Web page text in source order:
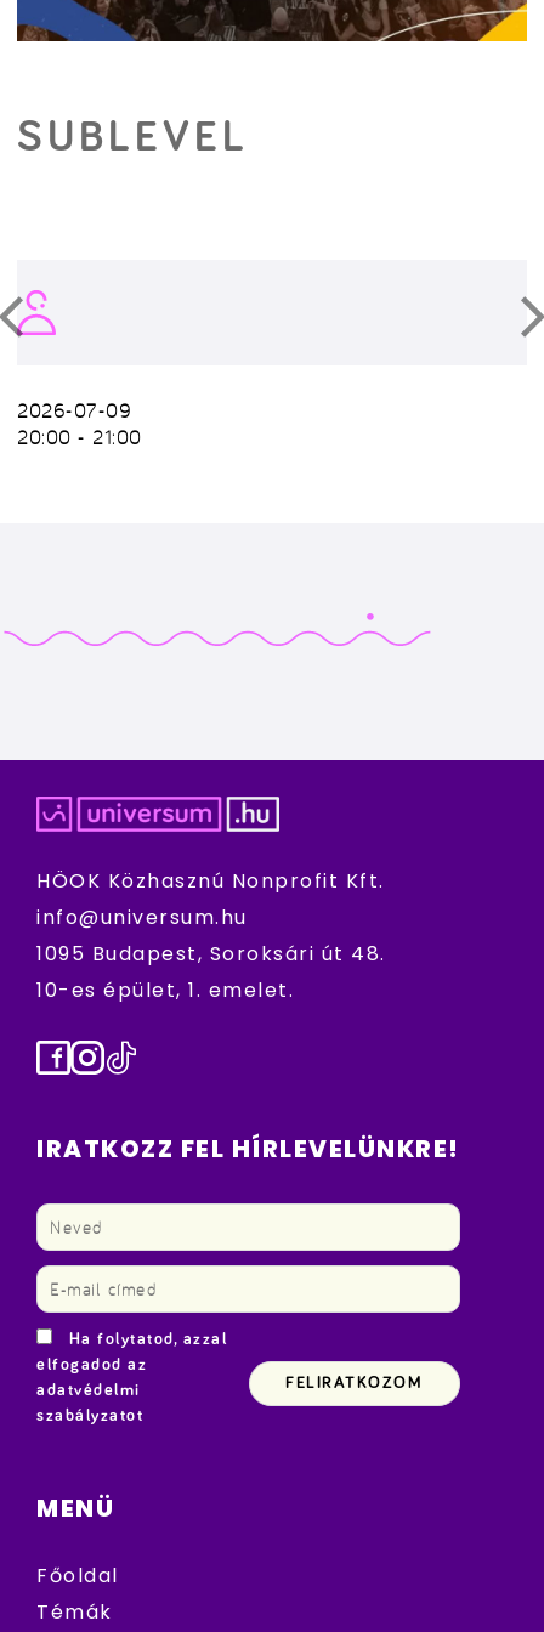
SUBLEVEL
2026-07-09
20:00 - 21:00
HÖOK Közhasznú Nonprofit Kft.
info@universum.hu
1095 Budapest, Soroksári út 48.
10-es épület, 1. emelet.
Facebook
Instagram
TikTok
IRATKOZZ FEL HÍRLEVELÜNKRE!
Ha folytatod, azzal
elfogadod az
adatvédelmi
szabályzatot
MENÜ
Főoldal
Témák